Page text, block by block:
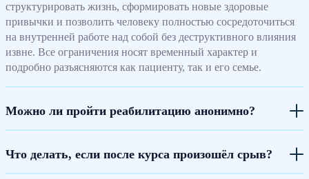
структурировать жизнь, сформировать новые здоровые
привычки и позволить человеку полностью сосредоточиться
на внутренней работе над собой без деструктивного влияния
извне. Все ограничения носят временный характер и
подробно разъясняются как пациенту, так и его семье.
Можно ли пройти реабилитацию анонимно?
Что делать, если после курса произошёл срыв?